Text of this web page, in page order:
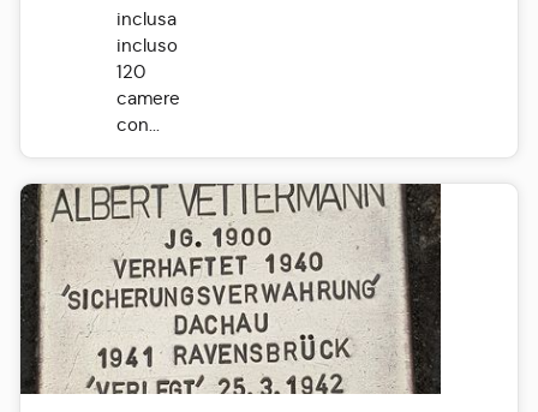
inclusa
incluso
120
camere
con...